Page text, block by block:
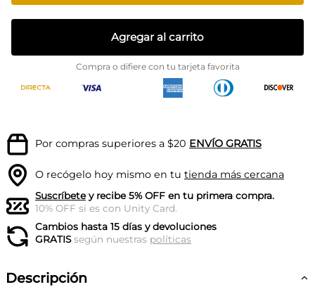
Agregar al carrito
Compra o difiere con tu tarjeta favorita
Por compras superiores a $20 ENVÍO GRATIS
O recógelo hoy mismo en tu tienda más cercana
Suscríbetey recibe 5% OFF en tu primera compra.
10% OFF si es con Unity Card.
Cambios hasta 15 días y devoluciones
GRATISsegún nuestras políticas
Descripción